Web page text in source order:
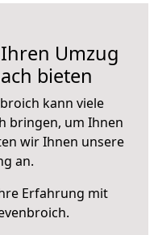
Umzug
bieten
kann viele
bringen, um Ihnen
wir Ihnen unsere
an.
Erfahrung mit
.